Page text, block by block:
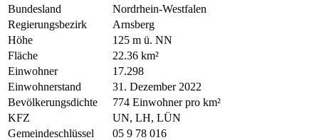
Bundesland
Nordrhein-Westfalen
Regierungsbezirk
Arnsberg
Höhe
125 m ü. NN
Fläche
22.36 km²
Einwohner
17.298
Einwohnerstand
31. Dezember 2022
Bevölkerungsdichte
774 Einwohner pro km²
KFZ
UN, LH, LÜN
Gemeindeschlüssel
05 9 78 016